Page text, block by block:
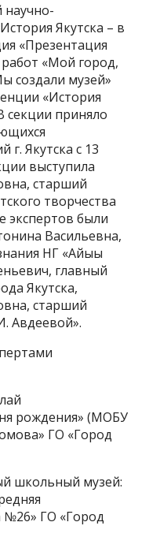
научно-
Якутска – в
«Презентация
«Мой город,
создали музей»
«История
секции приняло
г. Якутска с 13
выступила
старший
творчества
экспертов были
Васильевна,
НГ «Айыы
главный
Якутска,
старший
Авдеевой».
рождения» (МОБУ
ГО «Город
школьный музей:
ГО «Город